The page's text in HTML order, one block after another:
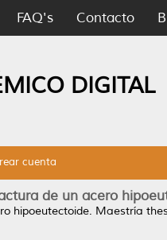
FAQ's Contacto
DIGITAL
cuenta
de un acero
hipoeutectoide. Maestría